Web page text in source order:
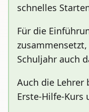
schnelles
Für die
Schuljahr auch
Auch die Lehrer
Erste-Hilfe-Kurs